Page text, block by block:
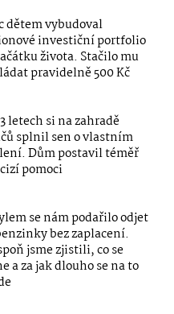
dětem vybudoval
investiční portfolio
života. Stačilo mu
pravidelně 500 Kč
letech si na zahradě
splnil sen o vlastním
Dům postavil téměř
pomoci
se nám podařilo odjet
bez zaplacení.
jsme zjistili, co se
a za jak dlouho se na to